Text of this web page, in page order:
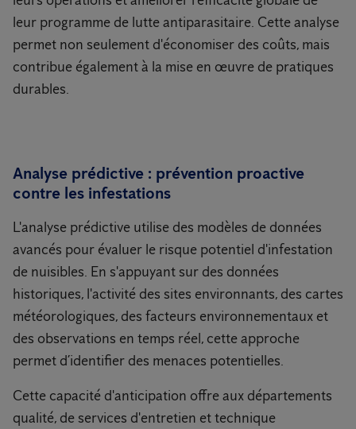
leur programme de lutte antiparasitaire. Cette analyse
permet non seulement d'économiser des coûts, mais
contribue également à la mise en œuvre de pratiques
durables.
Analyse prédictive : prévention proactive
contre les infestations
L'analyse prédictive utilise des modèles de données
avancés pour évaluer le risque potentiel d'infestation
de nuisibles. En s'appuyant sur des données
historiques, l'activité des sites environnants, des cartes
météorologiques, des facteurs environnementaux et
des observations en temps réel, cette approche
permet d’identifier des menaces potentielles.
Cette capacité d'anticipation offre aux départements
qualité, de services d'entretien et technique